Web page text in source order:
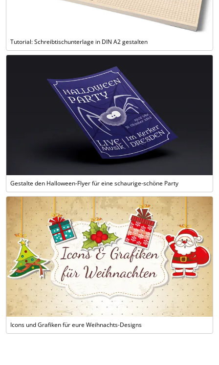
Tutorial: Schreibtischunterlage in DIN A2 gestalten
Gestalte den Halloween-Flyer für eine schaurige-schöne Party
Icons und Grafiken für eure Weihnachts-Designs